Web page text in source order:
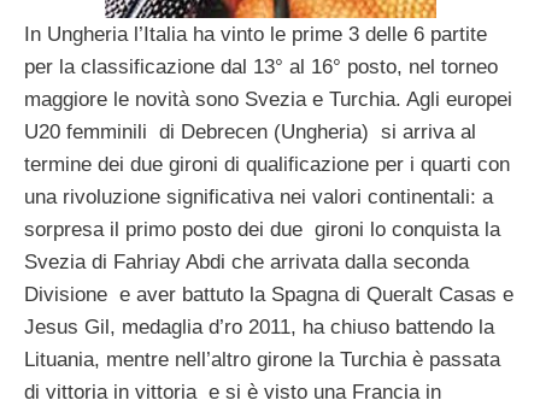
In Ungheria l’Italia ha vinto le prime 3 delle 6 partite
per la classificazione dal 13° al 16° posto, nel torneo
maggiore le novità sono Svezia e Turchia. Agli europei
U20 femminili di Debrecen (Ungheria) si arriva al
termine dei due gironi di qualificazione per i quarti con
una rivoluzione significativa nei valori continentali: a
sorpresa il primo posto dei due gironi lo conquista la
Svezia di Fahriay Abdi che arrivata dalla seconda
Divisione e aver battuto la Spagna di Queralt Casas e
Jesus Gil, medaglia d’ro 2011, ha chiuso battendo la
Lituania, mentre nell’altro girone la Turchia è passata
di vittoria in vittoria e si è visto una Francia in